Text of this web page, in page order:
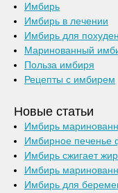
Имбирь
Имбирь в лечении
Имбирь для
Маринованный
Польза имбиря
Рецепты с имбирем
Новые статьи
Имбирь
Имбирное печенье
Имбирь сжигает
Имбирь
Имбирь для